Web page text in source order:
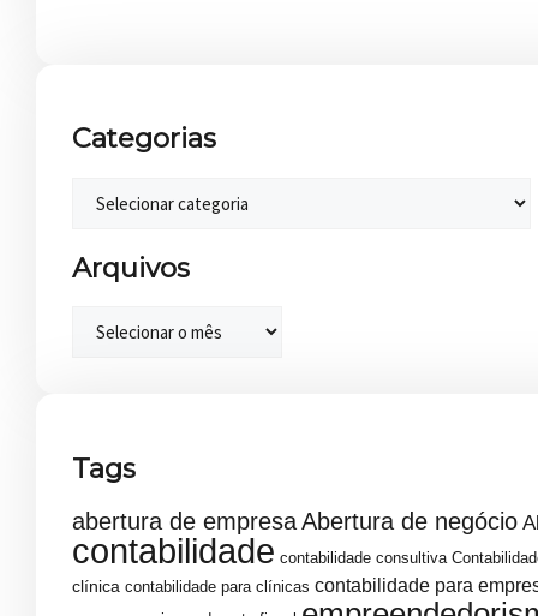
Categorias
Arquivos
Tags
abertura de empresaAbertura de negócio
contabilidade contabilidade consultiva
clínica contabilidade para clínicas contabilidade para